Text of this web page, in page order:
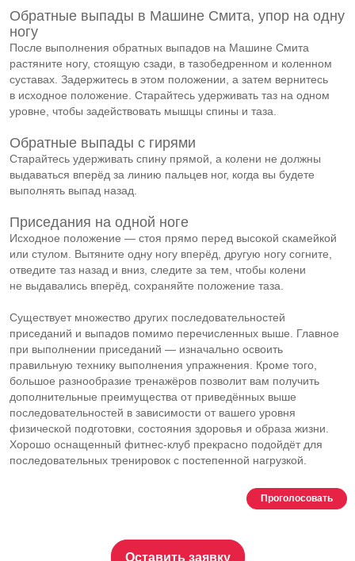
Обратные выпады в Машине Смита, упор на одну
ногу
После выполнения обратных выпадов на Машине Смита
растяните ногу, стоящую сзади, в тазобедренном и коленном
суставах. Задержитесь в этом положении, а затем вернитесь
в исходное положение. Старайтесь удерживать таз на одном
уровне, чтобы задействовать мышцы спины и таза.
Обратные выпады с гирями
Старайтесь удерживать спину прямой, а колени не должны
выдаваться вперёд за линию пальцев ног, когда вы будете
выполнять выпад назад.
Приседания на одной ноге
Исходное положение — стоя прямо перед высокой скамейкой
или стулом. Вытяните одну ногу вперёд, другую ногу согните,
отведите таз назад и вниз, следите за тем, чтобы колени
не выдавались вперёд, сохраняйте положение таза.
Существует множество других последовательностей
приседаний и выпадов помимо перечисленных выше. Главное
при выполнении приседаний — изначально освоить
правильную технику выполнения упражнения. Кроме того,
большое разнообразие тренажёров позволит вам получить
дополнительные преимущества от приведённых выше
последовательностей в зависимости от вашего уровня
физической подготовки, состояния здоровья и образа жизни.
Хорошо оснащенный фитнес-клуб прекрасно подойдёт для
последовательных тренировок с постепенной нагрузкой.
Проголосовать
Оставить заявку